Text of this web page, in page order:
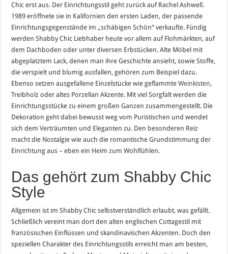
Chic erst aus. Der Einrichtungsstil geht zurück auf Rachel Ashwell.
1989 eröffnete sie in Kalifornien den ersten Laden, der passende
Einrichtungsgegenstände im „schäbigen Schön“ verkaufte. Fündig
werden Shabby Chic Liebhaber heute vor allem auf Flohmärkten, auf
dem Dachboden oder unter diversen Erbstücken. Alte Möbel mit
abgeplatztem Lack, denen man ihre Geschichte ansieht, sowie Stoffe,
die verspielt und blumig ausfallen, gehören zum Beispiel dazu.
Ebenso setzen ausgefallene Einzelstücke wie geflammteWeinkisten,
Treibholz oder altes Porzellan Akzente. Mit viel Sorgfalt werden die
Einrichtungsstücke zu einem großen Ganzen zusammengestellt. Die
Dekoration geht dabei bewusst weg vom Puristischen und wendet
sich dem Verträumten und Eleganten zu. Den besonderen Reiz
macht die Nostalgie wie auch die romantische Grundstimmung der
Einrichtung aus – eben ein Heim zum Wohlfühlen.
Das gehört zum Shabby Chic
Style
Allgemein ist im Shabby Chic selbstverständlich erlaubt, was gefällt.
Schließlich vereint man dort den alten englischen Cottagestil mit
französischen Einflüssen und skandinavischen Akzenten. Doch den
speziellen Charakter des Einrichtungsstils erreicht man am besten,